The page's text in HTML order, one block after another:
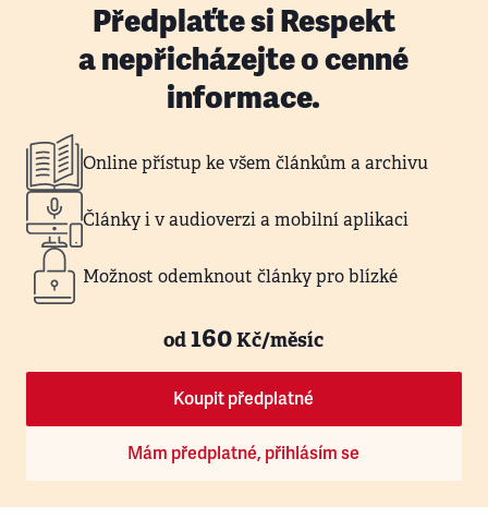
Předplaťte si Respekt
a nepřicházejte o cenné
informace.
Online přístup ke všem článkům a archivu
Články i v audioverzi a mobilní aplikaci
Možnost odemknout články pro blízké
od160Kč/měsíc
Koupit předplatné
Mám předplatné, přihlásím se